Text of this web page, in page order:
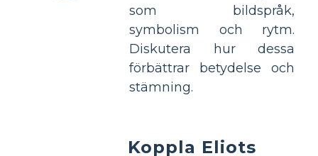
som bildspråk,
symbolism och rytm.
Diskutera hur dessa
förbättrar betydelse och
stämning.
Koppla Eliots